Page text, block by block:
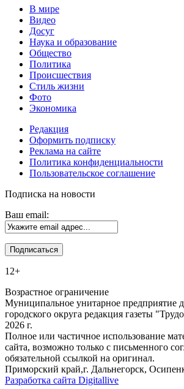
В мире
Видео
Досуг
Наука и образование
Общество
Политика
Происшествия
Стиль жизни
Фото
Экономика
Редакция
Оформить подписку
Реклама на сайте
Политика конфиденциальности
Пользовательское соглашение
Подписка на новости
Ваш email:
12+
Возрастное ограничение
Муниципальное унитарное предприятие
городского округа редакция газеты
2026 г.
Полное или частичное использование
сайта, возможно только с письменного
обязательной ссылкой на оригинал.
Приморский край,г. Дальнегорск,
Разработка сайта Digitallive